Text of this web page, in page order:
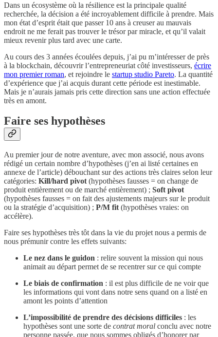
Dans un écosystème où la résilience est la principale qualité
recherchée, la décision a été incroyablement difficile à prendre. Mais
mon état d’esprit était que passer 10 ans à creuser au mauvais
endroit ne me ferait pas trouver le trésor par miracle, et qu’il valait
mieux revenir plus tard avec une carte.
Au cours des 3 années écoulées depuis, j’ai pu m’intéresser de près
à la blockchain, découvrir l’entrepreneuriat côté investisseurs, écrire
mon premier roman, et rejoindre le startup studio Pareto. La quantité
d’expérience que j’ai acquis durant cette période est inestimable.
Mais je n’aurais jamais pris cette direction sans une action effectuée
très en amont.
Faire ses hypothèses
Au premier jour de notre aventure, avec mon associé, nous avons
rédigé un certain nombre d’hypothèses (j’en ai listé certaines en
annexe de l’article) débouchant sur des actions très claires selon leur
catégories: Kill/hard pivot (hypothèses fausses = on change de
produit entièrement ou de marché entièrement) ; Soft pivot
(hypothèses fausses = on fait des ajustements majeurs sur le produit
ou la stratégie d’acquisition) ; P/M fit (hypothèses vraies: on
accélère).
Faire ses hypothèses très tôt dans la vie du projet nous a permis de
nous prémunir contre les effets suivants:
Le nez dans le guidon : relire souvent la mission qui nous
animait au départ permet de se recentrer sur ce qui compte
Le biais de confirmation : il est plus difficile de ne voir que
les informations qui vont dans notre sens quand on a listé en
amont les points d’attention
L’impossibilité de prendre des décisions difficiles : les
hypothèses sont une sorte de contrat moral conclu avec notre
personne passée, que nous sommes obligés d’honorer par